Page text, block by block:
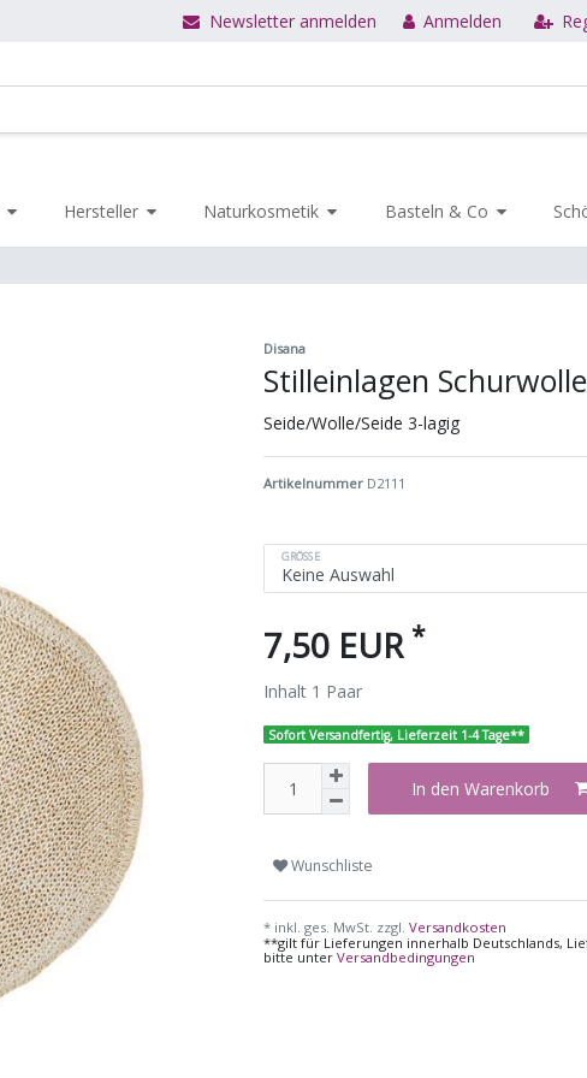
Newsletter anmelden Anmelden
Hersteller Naturkosmetik Basteln & Co
Disana
Stilleinlagen
Seide/Wolle/Seide 3-lagig
Artikelnummer D2111
GRÖSSE
7,50 EUR *
Inhalt 1 Paar
Sofort Versandfertig, Lieferzeit 1-4 Tage**
In den Warenkorb
Wunschliste
* inkl. ges. MwSt. zzgl. Versandkosten
**gilt für Lieferungen innerhalb Deutschlands,
bitte unter Versandbedingungen